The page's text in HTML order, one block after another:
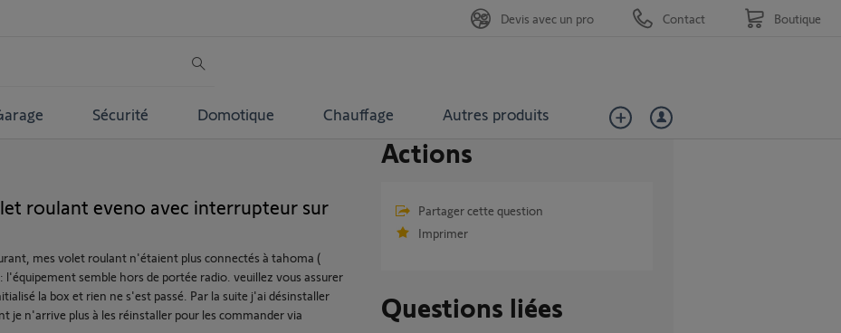
Sécurité Domotique Chauffage Autres produits
Devis avec un pro Contact Boutique
roulant eveno avec interrupteur sur
mes volet roulant n'étaient plus connectés à tahoma (
semble hors de portée radio. veuillez vous assurer
la box et rien ne s'est passé. Par la suite j'ai désinstaller
je n'arrive plus à les réinstaller pour les commander via
Actions
Partager cette question
Imprimer
Questions liées